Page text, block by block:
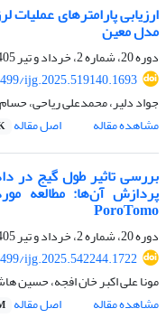
ارزیابی پارامتر‌های
مدل معین
دوره 20، شماره 2، خرداد و تیر 1405، صفحه
ijg.2025.519140.1693
جواد دلیر، محمدعلی ریاحی،
مشاهده مقاله
اصل مقاله
PoroTomo
دوره 20، شماره 2، خرداد و تیر 1405، صفحه
ijg.2025.542244.1722
مونا علی اکبر خان افجه، حسین
مشاهده مقاله
اصل مقاله